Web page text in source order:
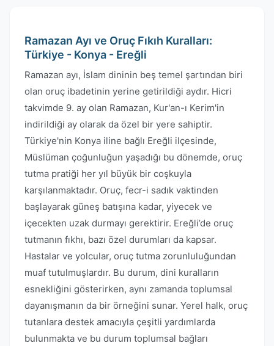
Ramazan Ayı ve Oruç Fıkıh Kuralları:
Türkiye - Konya - Ereğli
Ramazan ayı, İslam dininin beş temel şartından biri
olan oruç ibadetinin yerine getirildiği aydır. Hicri
takvimde 9. ay olan Ramazan, Kur'an-ı Kerim'in
indirildiği ay olarak da özel bir yere sahiptir.
Türkiye'nin Konya iline bağlı Ereğli ilçesinde,
Müslüman çoğunluğun yaşadığı bu dönemde, oruç
tutma pratiği her yıl büyük bir coşkuyla
karşılanmaktadır. Oruç, fecr-i sadık vaktinden
başlayarak güneş batışına kadar, yiyecek ve
içecekten uzak durmayı gerektirir. Ereğli’de oruç
tutmanın fıkhı, bazı özel durumları da kapsar.
Hastalar ve yolcular, oruç tutma zorunluluğundan
muaf tutulmuşlardır. Bu durum, dini kuralların
esnekliğini gösterirken, aynı zamanda toplumsal
dayanışmanın da bir örneğini sunar. Yerel halk, oruç
tutanlara destek amacıyla çeşitli yardımlarda
bulunmakta ve bu durum toplumsal bağları